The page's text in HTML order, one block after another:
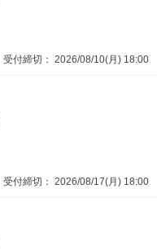
受付締切： 2026/08/10(月) 18:00
受付締切： 2026/08/17(月) 18:00